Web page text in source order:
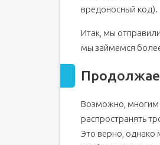
вредоносный код).
Итак, мы
мы займемся
Возможно, многим
распространять
Это верно, однако